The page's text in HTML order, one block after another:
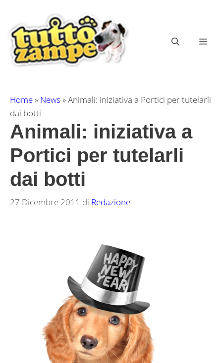
contenuto
Home» News »Animali: iniziativa a Portici per tutelarli
dai botti
Animali: iniziativa a
Portici per tutelarli
dai botti
27 Dicembre 2011 di Redazione